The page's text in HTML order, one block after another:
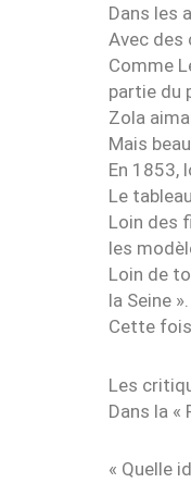
Dans les
Avec des
Comme
partie du
Zola
Mais
En 1853,
Le
Loin des
les
Loin de
la Seine ».
Cette
Les
Dans la «
« Quelle